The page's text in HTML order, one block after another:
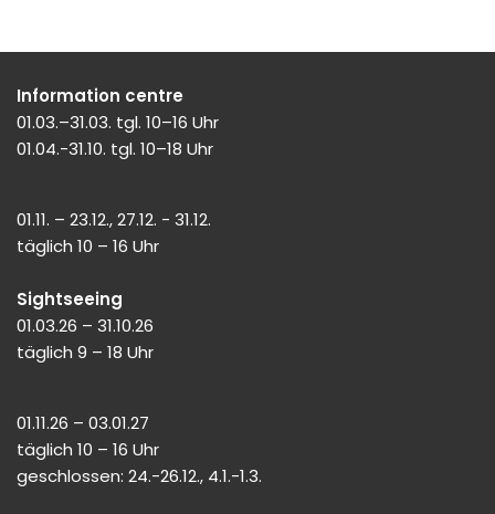
Information centre
01.03.–31.03. tgl. 10–16 Uhr
01.04.-31.10. tgl. 10–18 Uhr
01.11. – 23.12., 27.12. - 31.12.
täglich 10 – 16 Uhr
Sightseeing
01.03.26 – 31.10.26
täglich 9 – 18 Uhr
01.11.26 – 03.01.27
täglich 10 – 16 Uhr
geschlossen: 24.-26.12., 4.1.-1.3.